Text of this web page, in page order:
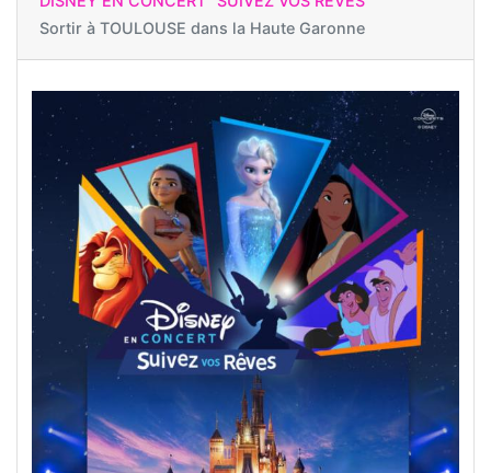
Sortir à TOULOUSE dans la Haute Garonne